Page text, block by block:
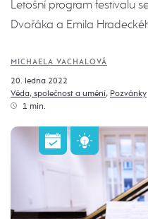
Letošní program festivalu
Dvořáka a Emila
MICHAELA VACHALOVÁ
20. ledna 2022
Věda, společnost a umění, Pozvánky
1 min.